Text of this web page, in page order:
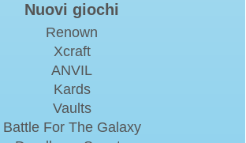
Nuovi giochi
Renown
Xcraft
ANVIL
Kards
Vaults
Battle For The Galaxy